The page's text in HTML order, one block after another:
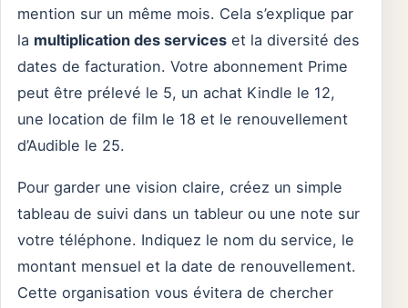
mention sur un même mois. Cela s’explique par
la multiplication des services et la diversité des
dates de facturation. Votre abonnement Prime
peut être prélevé le 5, un achat Kindle le 12,
une location de film le 18 et le renouvellement
d’Audible le 25.
Pour garder une vision claire, créez un simple
tableau de suivi dans un tableur ou une note sur
votre téléphone. Indiquez le nom du service, le
montant mensuel et la date de renouvellement.
Cette organisation vous évitera de chercher